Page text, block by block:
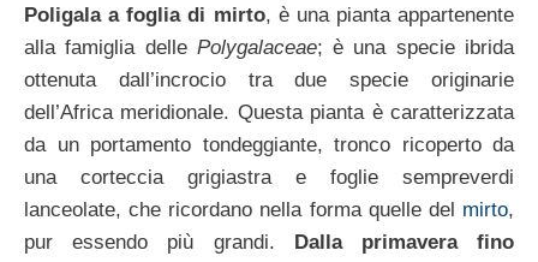
Poligala a foglia di mirto, è una pianta appartenente
alla famiglia delle Polygalaceae; è una specie ibrida
ottenuta dall’incrocio tra due specie originarie
dell’Africa meridionale. Questa pianta è caratterizzata
da un portamento tondeggiante, tronco ricoperto da
una corteccia grigiastra e foglie sempreverdi
lanceolate, che ricordano nella forma quelle del mirto,
pur essendo più grandi.
Dalla primavera fino